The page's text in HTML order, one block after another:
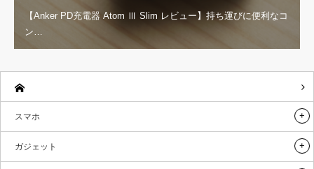
【Anker PD充電器 Atom Ⅲ Slim レビュー】持ち運びに便利なコ
ン…
スマホ
ガジェット